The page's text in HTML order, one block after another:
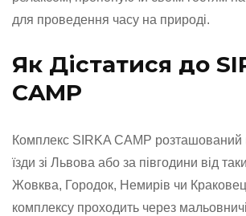
для проведення часу на природі.
Як Дістатися до
CAMP
Комплекс SIRKA CAMP розташований
їзди зі Львова або за півгодини від
Жовква, Городок, Немирів чи
комплексу проходить через